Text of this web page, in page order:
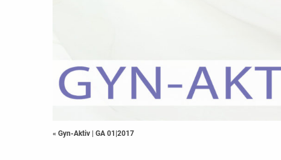
« Gyn-Aktiv | GA 01|2017